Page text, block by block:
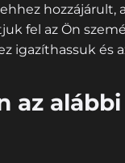
fel az Ön
igazíthassuk és
az